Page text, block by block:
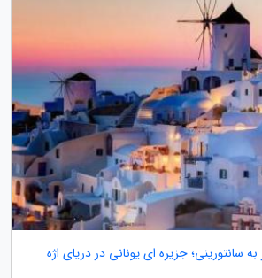
سانتورینی؛ جزیره ای یونانی در دریای اژه